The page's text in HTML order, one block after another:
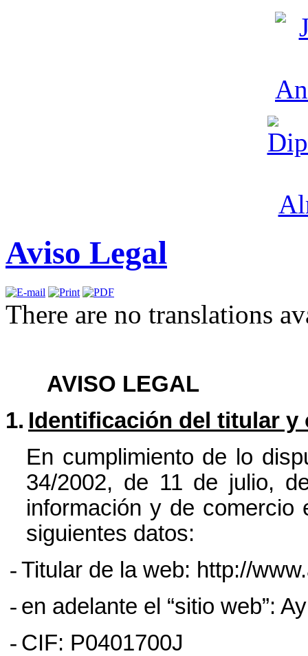
Aviso Legal
There are no translations
AVISO LEGAL
1. Identificación del titular y
En cumplimiento de lo
34/2002, de 11 de julio,
información y de comercio
siguientes datos:
-Titular de la web: http://
- en adelante el “sitio web”:
- CIF: P0401700J